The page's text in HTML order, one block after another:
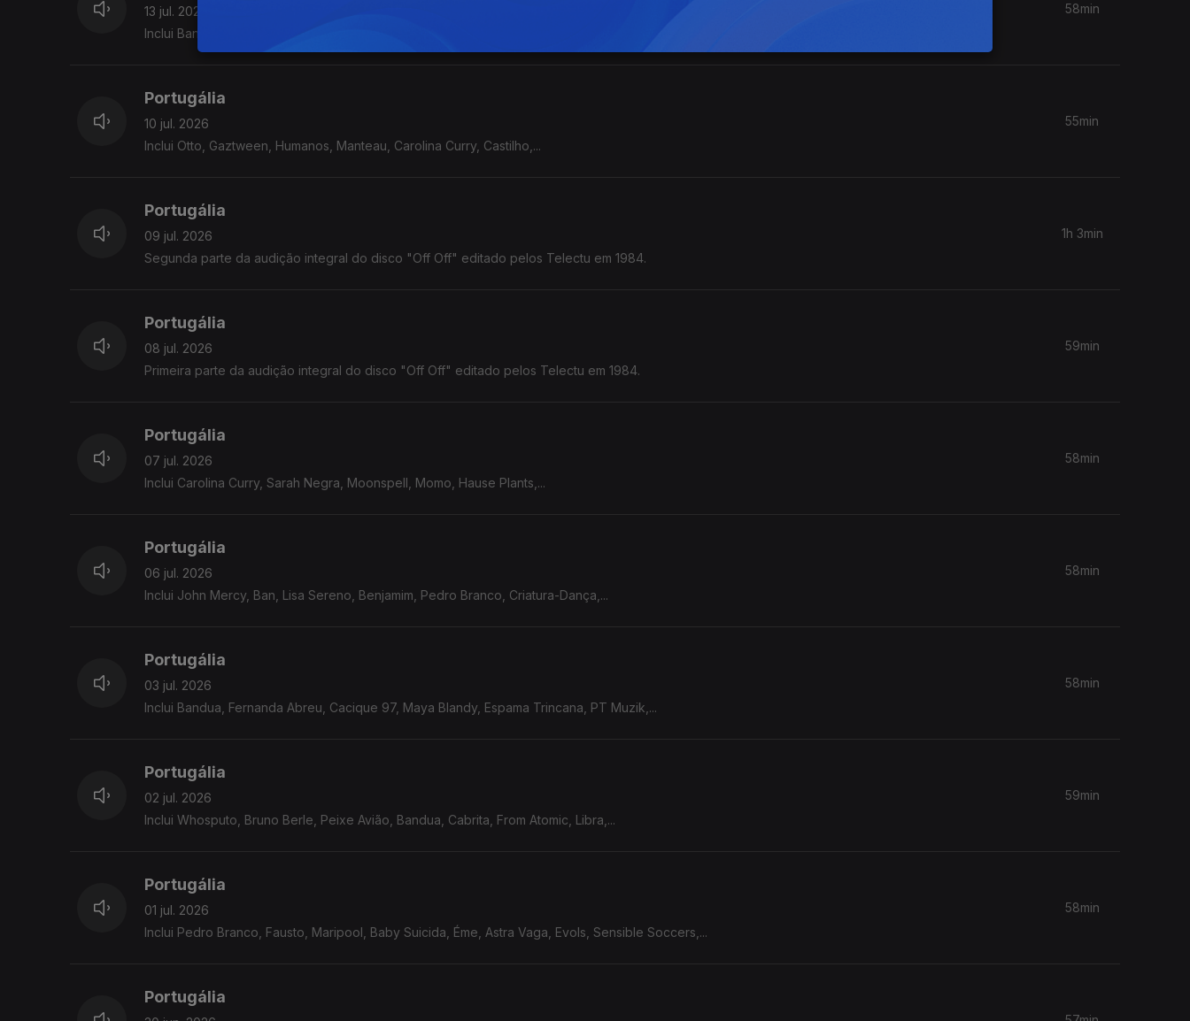
13 jul. 2026
Inclui Bandua, Ik Mux, Birds Are Indie, Telectu, Maquina,...
58min
Portugália
10 jul. 2026
Inclui Otto, Gaztween, Humanos, Manteau, Carolina Curry, Castilho,...
55min
Portugália
09 jul. 2026
Segunda parte da audição integral do disco "Off Off" editado pelos Telectu em 1984.
1h 3min
Portugália
08 jul. 2026
Primeira parte da audição integral do disco "Off Off" editado pelos Telectu em 1984.
59min
Portugália
07 jul. 2026
Inclui Carolina Curry, Sarah Negra, Moonspell, Momo, Hause Plants,...
58min
Portugália
06 jul. 2026
Inclui John Mercy, Ban, Lisa Sereno, Benjamim, Pedro Branco, Criatura-Dança,...
58min
Portugália
03 jul. 2026
Inclui Bandua, Fernanda Abreu, Cacique 97, Maya Blandy, Espama Trincana, PT Muzik,...
58min
Portugália
02 jul. 2026
Inclui Whosputo, Bruno Berle, Peixe Avião, Bandua, Cabrita, From Atomic, Libra,...
59min
Portugália
01 jul. 2026
Inclui Pedro Branco, Fausto, Maripool, Baby Suicida, Éme, Astra Vaga, Evols, Sensible Soccers,...
58min
Portugália